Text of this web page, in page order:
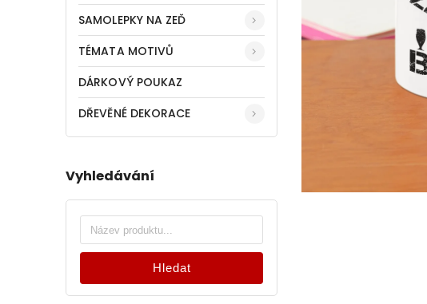
SAMOLEPKY NA ZEĎ
TÉMATA MOTIVŮ
DÁRKOVÝ POUKAZ
DŘEVĚNÉ DEKORACE
Vyhledávání
Hledat